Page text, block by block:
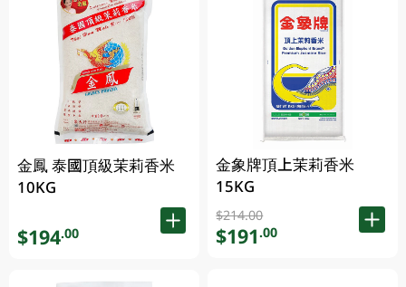
金鳳 泰國頂級茉莉香米
10KG
$194.00
金象牌頂上茉莉香米
15KG
$214.00
$191.00